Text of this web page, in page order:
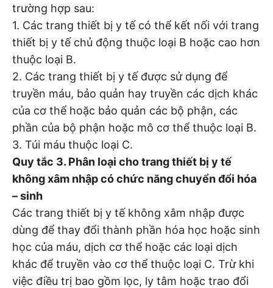
trường hợp sau:
1. Các trang thiết bị y tế có thể kết nối với trang
thiết bị y tế chủ động thuộc loại B hoặc cao hơn
thuộc loại B.
2. Các trang thiết bị y tế được sử dụng để
truyền máu, bảo quản hay truyền các dịch khác
của cơ thể hoặc bảo quản các bộ phận, các
phần của bộ phận hoặc mô cơ thể thuộc loại B.
3. Túi máu thuộc loại C.
Quy tắc 3. Phân loại cho trang thiết bị y tế
không xâm nhập có chức năng chuyển đổi hóa
– sinh
Các trang thiết bị y tế không xâm nhập được
dùng để thay đổi thành phần hóa học hoặc sinh
học của máu, dịch cơ thể hoặc các loại dịch
khác để truyền vào cơ thể thuộc loại C. Trừ khi
việc điều trị bao gồm lọc, ly tâm hoặc trao đổi